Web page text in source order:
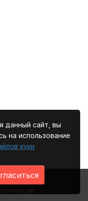
данный сайт, вы
на использование
куки